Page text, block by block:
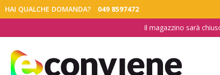
HAI QUALCHE DOMANDA? 049 8597472
Il magazzino sarà